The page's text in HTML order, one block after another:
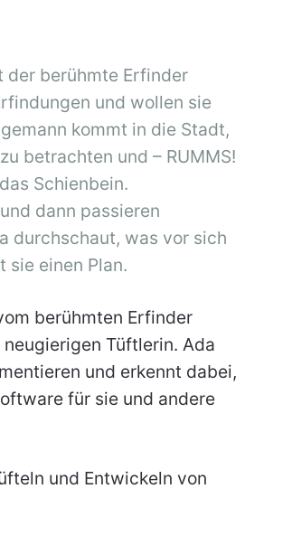
der berühmte Erfinder
und wollen sie
kommt in die Stadt,
betrachten und – RUMMS!
Schienbein.
dann passieren
durchschaut, was vor sich
sie einen Plan.
berühmten Erfinder
Tüftlerin. Ada
und erkennt dabei,
für sie und andere
und Entwickeln von